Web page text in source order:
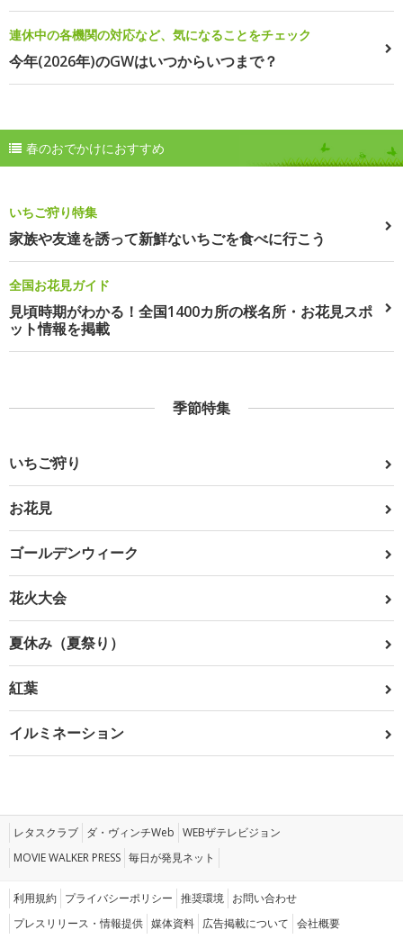
連休中の各機関の対応など、気になることをチェック
今年(2026年)のGWはいつからいつまで？
春のおでかけにおすすめ
いちご狩り特集
家族や友達を誘って新鮮ないちごを食べに行こう
全国お花見ガイド
見頃時期がわかる！全国1400カ所の桜名所・お花見スポ
ット情報を掲載
季節特集
いちご狩り
お花見
ゴールデンウィーク
花火大会
夏休み（夏祭り）
紅葉
イルミネーション
レタスクラブ ダ・ヴィンチWeb WEBザテレビジョン
MOVIE WALKER PRESS 毎日が発見ネット
利用規約 プライバシーポリシー 推奨環境 お問い合わせ
プレスリリース・情報提供 媒体資料 広告掲載について 会社概要